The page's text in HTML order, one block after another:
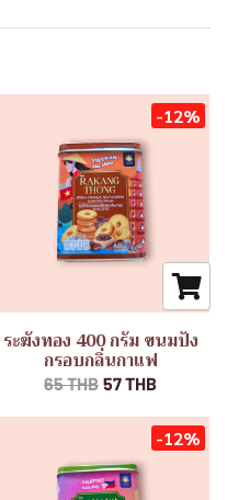
-12%
ระฆังทอง 400 กรัม ขนมปัง
กรอบกลิ่นกาแฟ
65 THB 57 THB
-12%